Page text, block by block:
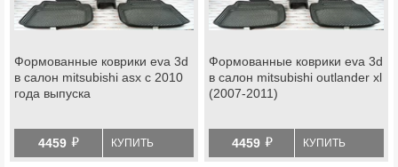
Формованные коврики eva 3d
в салон mitsubishi asx с 2010
года выпуска
4459 й КУПИТЬ
Формованные коврики eva 3d
в салон mitsubishi outlander xl
(2007-2011)
4459 й КУПИТЬ